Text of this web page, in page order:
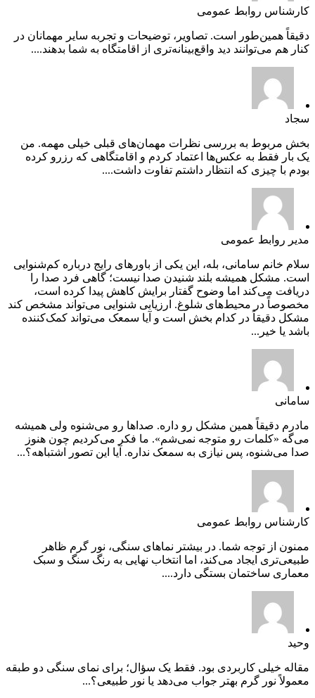
کارشناس روابط عمومی
دقیقاً همین‌طور است. تصاویر، توضیحات و تجربه سایر مهمانان در
کنار هم می‌توانند دید واقع‌بینانه‌تری از اقامتگاه به شما بدهند....
سجاد
بخش مربوط به بررسی نظرات مهمان‌های قبلی خیلی مهمه. من
یک بار فقط به عکس‌ها اعتماد کردم و اقامتگاهی که رزرو کرده
بودم با چیزی که انتظار داشتم تفاوت داشت....
مدیر روابط عمومی
سلام خانم سامانی، بله، این یکی از باورهای رایج درباره کم‌شنوایی
است. مشکل همیشه بلند شنیدن صدا نیست؛ گاهی فرد صدا را
دریافت می‌کند اما وضوح گفتار برایش کاهش پیدا کرده است،
مخصوصاً در محیط‌های شلوغ. ارزیابی شنوایی می‌تواند مشخص کند
مشکل دقیقاً در کدام بخش است و آیا سمعک می‌تواند کمک‌کننده
باشد یا خیر...
سامانی
مادرم دقیقاً همین مشکل رو داره. صداها رو می‌شنوه ولی همیشه
می‌گه «کلمات رو متوجه نمی‌شم». ما فکر می‌کردیم چون هنوز
صدا می‌شنوه، پس نیازی به سمعک نداره. آیا این تصور اشتباهه؟...
کارشناس روابط عمومی
ممنون از توجه شما. در بیشتر نماهای سنگی، نور گرم ظاهر
طبیعی‌تری ایجاد می‌کند، اما انتخاب نهایی به رنگ سنگ و سبک
معماری ساختمان بستگی دارد....
وحید
مقاله خیلی کاربردی بود. فقط یک سؤال؛ برای نمای سنگی دو طبقه
معمولاً نور گرم بهتر جواب می‌دهد یا نور طبیعی؟...